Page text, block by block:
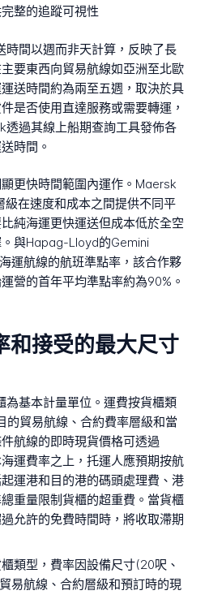
整的追蹤可視性
時間以週而非天計算，反映了長
要東西向貿易航線如亞洲至北歐
送時間約為兩至五週，取決於具
是否使用直達服務或需要轉運，
過其線上船期查詢工具發佈各
時間。
更快時間範圍內運作。Maersk
在速度和成本之間提供不同平
純海運更快運送但成本低於全空
與Hapag-Lloyd的Gemini
運航線的航班準點率，該合作夥
營的首年平均準點率約為90%。
接受的最大尺寸
為基本計量單位。運費按貨櫃類
的貿易航線、合約費率層級和當
航線的即時現貨價格可透過
運費率之上，托運人應預期按航
運港和目的港的碼頭處理費、港
重量限制貨櫃的超重費。當貨櫃
允許的免費時間時，將收取滯期
類型，費率因設備尺寸(20呎、
易航線、合約層級和預訂時的現